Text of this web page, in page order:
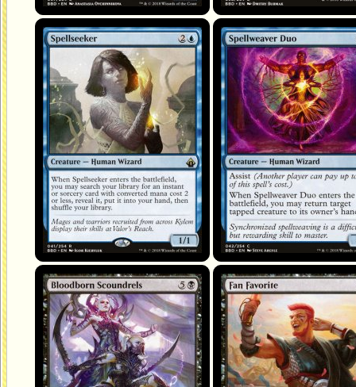
Spellseeker Spellweaver Duo
Bloodborn Scoundrels Fan Favorite